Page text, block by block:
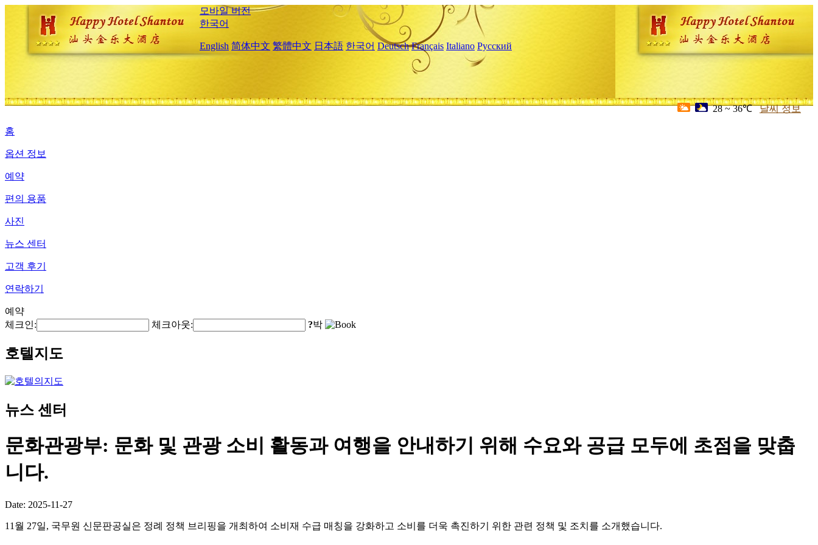
모바일 버전
한국어
English 简体中文 繁體中文 日本語 한국어 Deutsch Français Italiano Русский
28 ~ 36℃ 날씨 정보
홈
옵션 정보
예약
편의 용품
사진
뉴스 센터
고객 후기
연락하기
예약
체크인:
체크아웃: ?박
호텔지도
뉴스 센터
문화관광부: 문화 및 관광 소비 활동과 여행을 안내하기 위해 수요와 공급 모두에 초점을 맞춥
니다.
Date: 2025-11-27
11월 27일, 국무원 신문판공실은 정례 정책 브리핑을 개최하여 소비재 수급 매칭을 강화하고 소비를 더욱 촉진하기 위한 관련 정책 및 조치를 소개했습니다.